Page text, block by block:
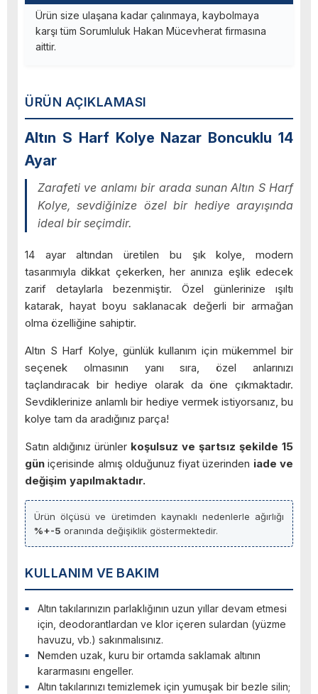
ÜRÜN AÇIKLAMASI
Altın S Harf Kolye Nazar Boncuklu 14
Ayar
Zarafeti ve anlamı bir arada sunan Altın S Harf
Kolye, sevdiğinize özel bir hediye arayışında
ideal bir seçimdir.
14 ayar altından üretilen bu şık kolye, modern
tasarımıyla dikkat çekerken, her anınıza eşlik edecek
zarif detaylarla bezenmiştir. Özel günlerinize ışıltı
katarak, hayat boyu saklanacak değerli bir armağan
olma özelliğine sahiptir.
Altın S Harf Kolye, günlük kullanım için mükemmel bir
seçenek olmasının yanı sıra, özel anlarınızı
taçlandıracak bir hediye olarak da öne çıkmaktadır.
Sevdiklerinize anlamlı bir hediye vermek istiyorsanız, bu
kolye tam da aradığınız parça!
Satın aldığınız ürünler koşulsuz ve şartsız şekilde 15
gün içerisinde almış olduğunuz fiyat üzerinden iade ve
değişim yapılmaktadır.
Ürün ölçüsü ve üretimden kaynaklı nedenlerle ağırlığı
%+-5 oranında değişiklik göstermektedir.
Ürün size ulaşana kadar çalınmaya, kaybolmaya
karşı tüm Sorumluluk Hakan Mücevherat firmasına
aittir.
KULLANIM VE BAKIM
Altın takılarınızın parlaklığının uzun yıllar devam etmesi
için, deodorantlardan ve klor içeren sulardan (yüzme
havuzu, vb.) sakınmalısınız.
Nemden uzak, kuru bir ortamda saklamak altının
kararmasını engeller.
Altın takılarınızı temizlemek için yumuşak bir bezle silin;